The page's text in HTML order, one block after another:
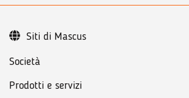
Società
Prodotti e servizi
Siti di Mascus